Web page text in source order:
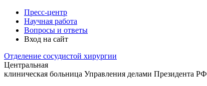
Пресс-центр
Научная работа
Вопросы и ответы
Вход на сайт
Отделение сосудистой хирургии
Центральная
клиническая больница Управления делами Президента РФ